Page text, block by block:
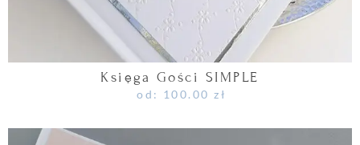
Księga Gości SIMPLE
od: 100.00zł